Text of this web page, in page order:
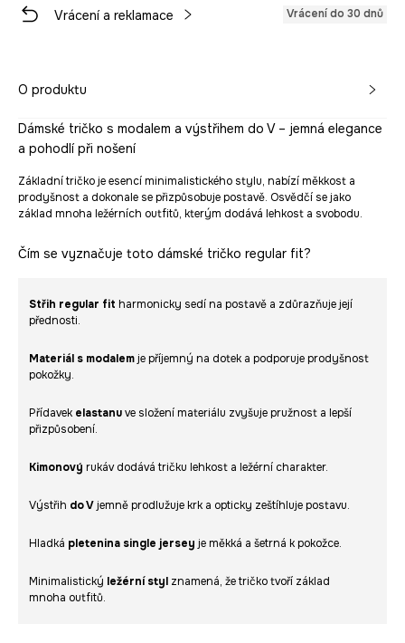
Vrácení a reklamace Vrácení do 30 dnů
O produktu
Dámské tričko s modalem a výstřihem do V – jemná elegance
a pohodlí při nošení
Základní tričko je esencí minimalistického stylu, nabízí měkkost a
prodyšnost a dokonale se přizpůsobuje postavě. Osvědčí se jako
základ mnoha ležérních outfitů, kterým dodává lehkost a svobodu.
Čím se vyznačuje toto dámské tričko regular fit?
Střih regular fit harmonicky sedí na postavě a zdůrazňuje její
přednosti.
Materiál s modalemje příjemný na dotek a podporuje prodyšnost
pokožky.
Přídavek elastanuve složení materiálu zvyšuje pružnost a lepší
přizpůsobení.
Kimonový rukáv dodává tričku lehkost a ležérní charakter.
Výstřih do Vjemně prodlužuje krk a opticky zeštíhluje postavu.
Hladká pletenina single jersey je měkká a šetrná k pokožce.
Minimalistický ležérní styl znamená, že tričko tvoří základ
mnoha outfitů.